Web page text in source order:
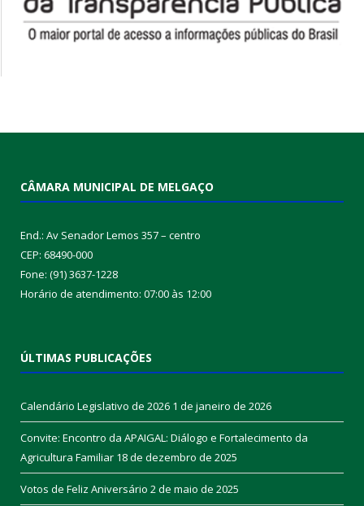
CÂMARA MUNICIPAL DE MELGAÇO
End.: Av Senador Lemos 357 – centro
CEP: 68490-000
Fone: (91) 3637-1228
Horário de atendimento: 07:00 às 12:00
ÚLTIMAS PUBLICAÇÕES
Calendário Legislativo de 2026 1 de janeiro de 2026
Convite: Encontro da APAIGAL: Diálogo e Fortalecimento da
Agricultura Familiar 18 de dezembro de 2025
Votos de Feliz Aniversário 2 de maio de 2025